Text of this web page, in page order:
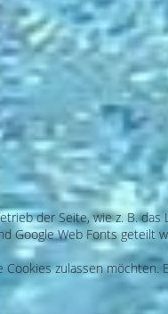
der Seite, wie z. B.
Google Web Fonts
zulassen